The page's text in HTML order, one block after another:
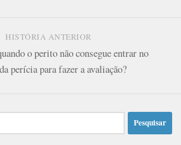
HISTÓRIA ANTERIOR
o perito não consegue entrar no
perícia para fazer a avaliação?